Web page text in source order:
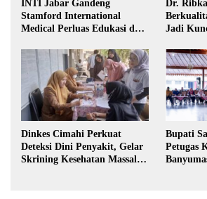
INTI Jabar Gandeng
Stamford International
Medical Perluas Edukasi dan
Dr.
Jadi
Dinkes Cimahi Perkuat
Deteksi Dini Penyakit, Gelar
Skrining Kesehatan Massal di
Bupati
Petugas